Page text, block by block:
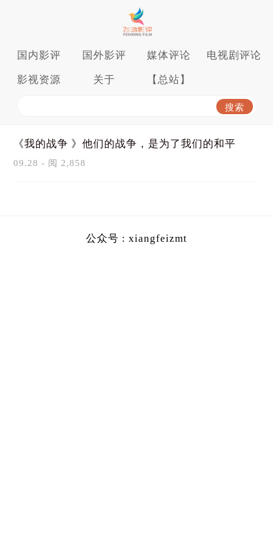
国内影评 国外影评 媒体评论 电视剧评论
影视资源 关于 【总站】
《我的战争 》他们的战争，是为了我们的和平
09.28 - 阅 2,858
公众号 : xiangfeizmt